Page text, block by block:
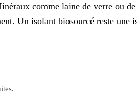
comme laine de verre ou
Un isolant biosourcé reste une